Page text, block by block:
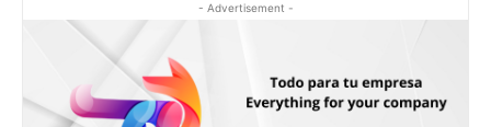
- Advertisement -